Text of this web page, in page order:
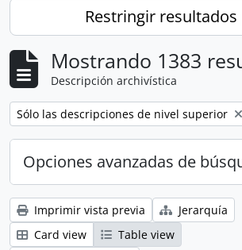
Restringir resultados
Mostrando 1383
Descripción archivística
Remove filter:
Sólo las descripciones de nivel superior
Opciones avanzadas de
Imprimir vista previa
Jerarquía
Card view
Table view